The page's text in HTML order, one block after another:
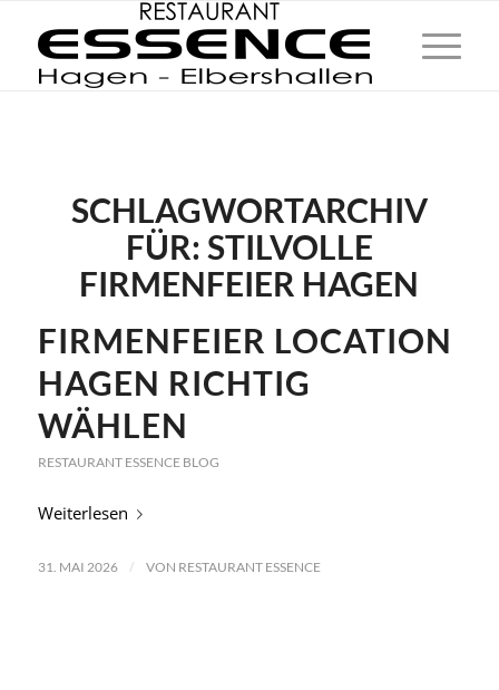
SCHLAGWORTARCHIV
FÜR:STILVOLLE
FIRMENFEIER HAGEN
FIRMENFEIER LOCATION
HAGEN RICHTIG
WÄHLEN
RESTAURANT ESSENCE BLOG
Weiterlesen
31. MAI 2026 / VON RESTAURANT ESSENCE